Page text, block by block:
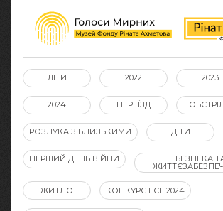
ДІТИ 2022 2023
2024 ПЕРЕЇЗД
РОЗЛУКА З БЛИЗЬКИМИ ДІТИ
ПЕРШИЙ ДЕНЬ ВІЙНИ БЕЗПЕКА
ЖИТЛО КОНКУРС ЕСЕ 2024